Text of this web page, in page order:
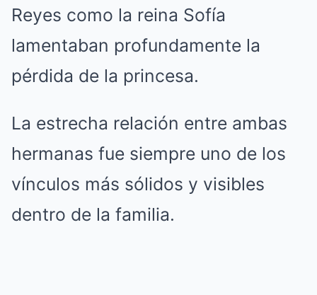
Reyes como la reina Sofía
lamentaban profundamente la
pérdida de la princesa.
La estrecha relación entre ambas
hermanas fue siempre uno de los
vínculos más sólidos y visibles
dentro de la familia.